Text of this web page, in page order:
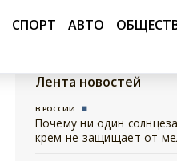
СПОРТ АВТО
Лента новостей
В РОССИИ
Почему ни один
крем не защищает от